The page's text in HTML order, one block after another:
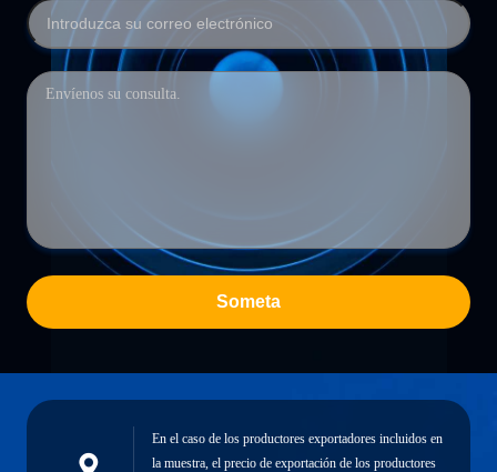
Someta
En el caso de los productores exportadores incluidos en
la muestra, el precio de exportación de los productores